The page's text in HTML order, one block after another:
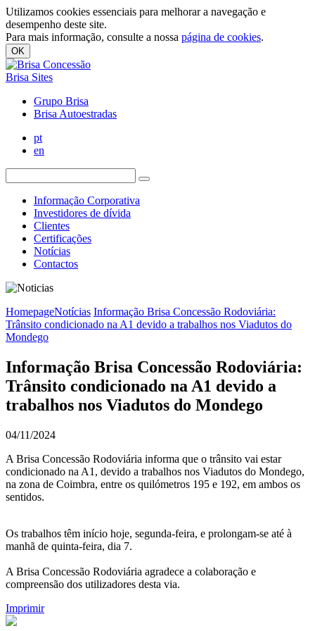
Utilizamos cookies essenciais para melhorar a navegação e
desempenho deste site.
Para mais informação, consulte a nossa página de cookies.
OK
Brisa Sites
Grupo Brisa
Brisa Autoestradas
pt
en
Informação Corporativa
Investidores de dívida
Clientes
Certificações
Notícias
Contactos
HomepageNotícias Informação Brisa Concessão Rodoviária:
Trânsito condicionado na A1 devido a trabalhos nos Viadutos do
Mondego
Informação Brisa Concessão Rodoviária:
Trânsito condicionado na A1 devido a
trabalhos nos Viadutos do Mondego
04/11/2024
A Brisa Concessão Rodoviária informa que o trânsito vai estar
condicionado na A1, devido a trabalhos nos Viadutos do Mondego,
na zona de Coimbra, entre os quilómetros 195 e 192, em ambos os
sentidos.
Os trabalhos têm início hoje, segunda-feira, e prolongam-se até à
manhã de quinta-feira, dia 7.
A Brisa Concessão Rodoviária agradece a colaboração e
compreensão dos utilizadores desta via.
Imprimir